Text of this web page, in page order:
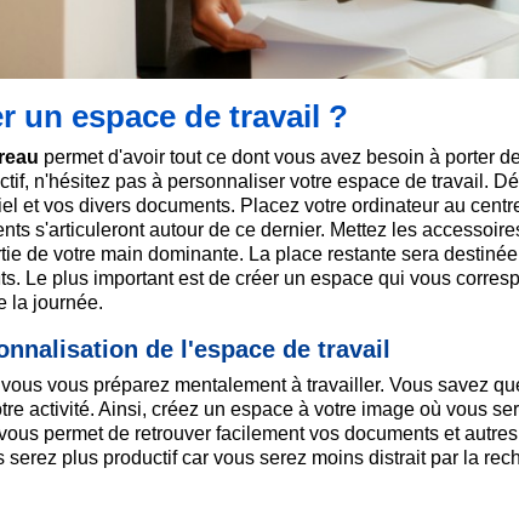
un espace de travail ?
permet d'avoir tout ce dont vous avez besoin à porter
n'hésitez pas à personnaliser votre espace de travail.
et vos divers documents. Placez votre ordinateur au
s'articuleront autour de ce dernier. Mettez les
de votre main dominante. La place restante sera
Le plus important est de créer un espace qui vous
la journée.
de l'espace de travail
vous préparez mentalement à travailler. Vous savez
activité. Ainsi, créez un espace à votre image où vous
permet de retrouver facilement vos documents et
plus productif car vous serez moins distrait par la